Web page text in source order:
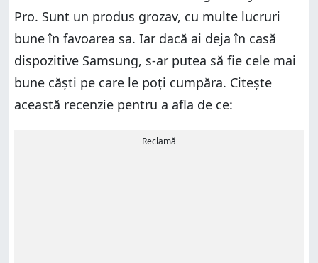
Pro. Sunt un produs grozav, cu multe lucruri
bune în favoarea sa. Iar dacă ai deja în casă
dispozitive Samsung, s-ar putea să fie cele mai
bune căști pe care le poți cumpăra. Citește
această recenzie pentru a afla de ce:
Reclamă